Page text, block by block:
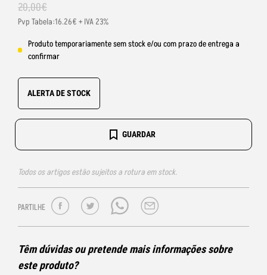
20,00€
Pvp Tabela:16.26€ + IVA 23%
Produto temporariamente sem stock e/ou com prazo de entrega a
confirmar
ALERTA DE STOCK
GUARDAR
Todos os artigos estão sujeitos a rotura em stock.
PARTILHE
Têm dúvidas ou pretende mais informações sobre
este produto?